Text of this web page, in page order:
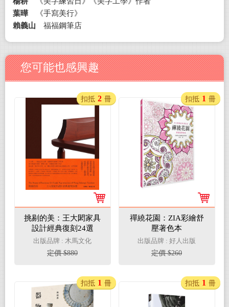
葉曄《手寫美行》
賴義山 福福鋼筆店
您可能也感興趣
挑剔的美：王大閎家具
設計經典復刻24選
出版品牌 : 木馬文化
定價 $880
扣抵 2 冊
禪繞花園：ZIA彩繪舒
壓著色本
出版品牌 : 好人出版
定價 $260
扣抵 1 冊
扣抵 1 冊 扣抵 1 冊